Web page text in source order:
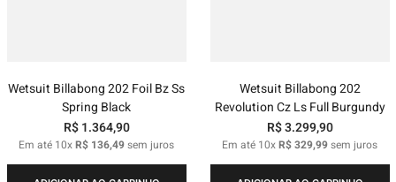
Wetsuit Billabong 202 Foil Bz Ss
Spring Black
R$ 1.364,90
Em até 10xR$ 136,49sem juros
Wetsuit Billabong 202
Revolution Cz Ls Full Burgundy
R$3.299,90
Em até 10xR$329,99sem juros